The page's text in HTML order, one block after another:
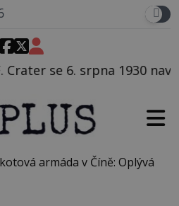
navečeří ve své oblíbené
armáda v Číně: Oplývá